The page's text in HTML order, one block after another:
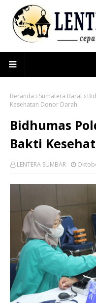
Beranda Sumatera Barat
Kesehatan Donor Darah
Bidhumas
Bakti
LENTERA SUMBAR